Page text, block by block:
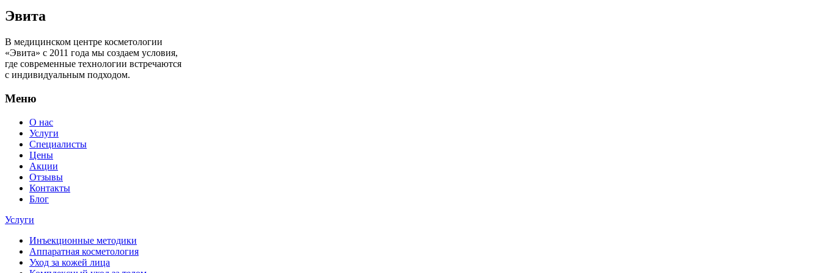
Эвита
В медицинском центре косметологии
«Эвита» с 2011 года мы создаем условия,
где современные технологии встречаются
с индивидуальным подходом.
Меню
О нас
Услуги
Специалисты
Цены
Акции
Отзывы
Контакты
Блог
Услуги
Инъекционные методики
Аппаратная косметология
Уход за кожей лица